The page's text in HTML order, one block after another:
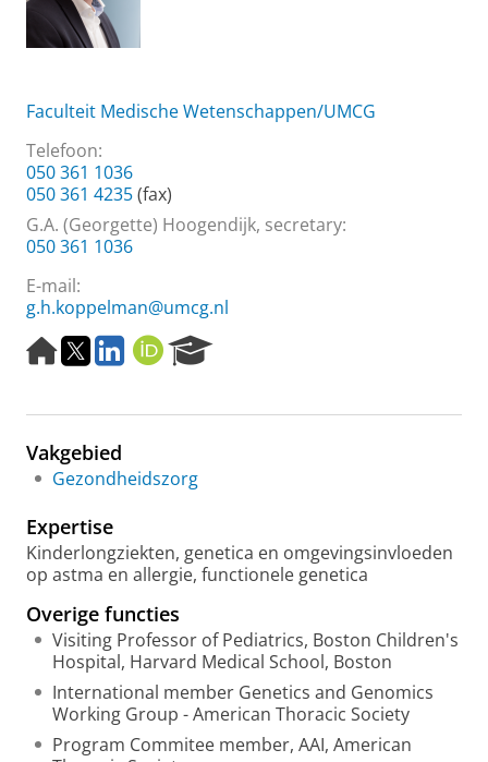
Faculteit Medische Wetenschappen/UMCG
Telefoon:
050 361 1036
050 361 4235(fax)
G.A. (Georgette) Hoogendijk, secretary:
050 361 1036
E-mail:
g.h.koppelman@umcg.nl
H
o
e
a
g
T
w
t
e
r
L
i
k
I
O
R
I
e
r
t
l
Vakgebied
Gezondheidszorg
Expertise
Kinderlongziekten, genetica en omgevingsinvloeden
op astma en allergie, functionele genetica
Overige functies
Visiting Professor of Pediatrics, Boston Children's
Hospital, Harvard Medical School, Boston
International member Genetics and Genomics
Working Group - American Thoracic Society
Program Commitee member, AAI, American